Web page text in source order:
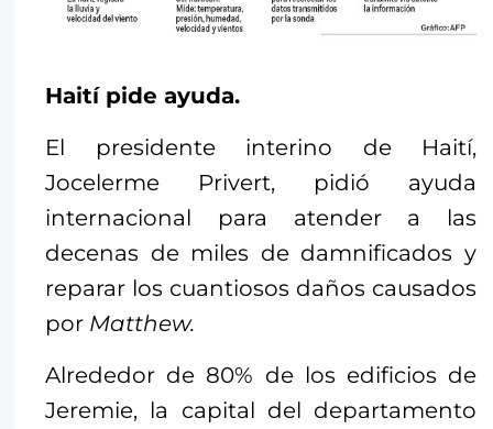
Haití pide ayuda.
El presidente interino de Haití,
Jocelerme Privert, pidió ayuda
internacional para atender a las
decenas de miles de damnificados y
reparar los cuantiosos daños causados
por Matthew.
Alrededor de 80% de los edificios de
Jeremie, la capital del departamento